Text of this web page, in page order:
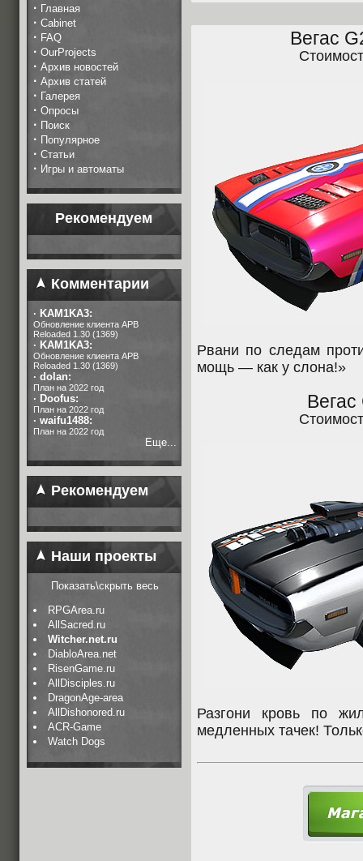
· Главная
· Cabinet
· FAQ
· OurProjects
· Архив новостей
· Архив статей
· Галерея
· Опросы
· Поиск
· Популярное
· Статьи
· Игры и автоматы
Рекомендуем
Комментарии
· KAM1KA3:
Обновление клиента APB
Reloaded 1.30 (1369)
· KAM1KA3:
Обновление клиента APB
Reloaded 1.30 (1369)
· dolan:
План на 2022 год
· Doofus:
План на 2022 год
· waifu1488:
План на 2022 год
Еще...
Рекомендуем
Наши проекты
Показать\скрыть весь
RPGArea.ru
AllSacred.ru
Witcher.net.ru
DiabloArea.net
RisenGame.ru
AllDisciples.ru
DragonAge-area
AllDishonored.ru
ACR-Game
Watch Dogs
Вегас
Рвани по следам
мощь — как у слона!»
Разгони кровь по
медленных тачек!